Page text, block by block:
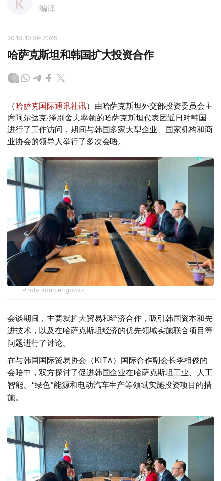
编译
20:18, 10 8月 2026
哈萨克斯坦和韩国扩大投资合作
（哈萨克国际通讯社讯）由哈萨克斯坦外交部投资委员会主
席阿尔达克·泽别舍夫率领的哈萨克斯坦代表团近日对韩国
进行了工作访问，期间与韩国多家大型企业、国家机构和商
业协会的领导人举行了多次会晤。
Photo source: gov.kz
会谈期间，主要就扩大贸易和经济合作，吸引韩国资本和先
进技术，以及在哈萨克斯坦经济的优先领域实施联合项目等
问题进行了讨论。
在与韩国国际贸易协会（KITA）国际合作副会长李相俊的
会晤中，双方探讨了促进韩国企业在哈萨克斯坦工业、人工
智能、“绿色”能源和电动汽车生产等领域实施投资项目的措
施。